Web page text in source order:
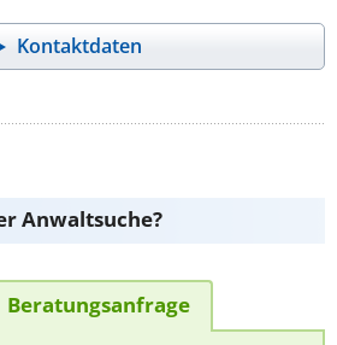
Kontaktdaten
Anwaltsuche?
Beratungsanfrage